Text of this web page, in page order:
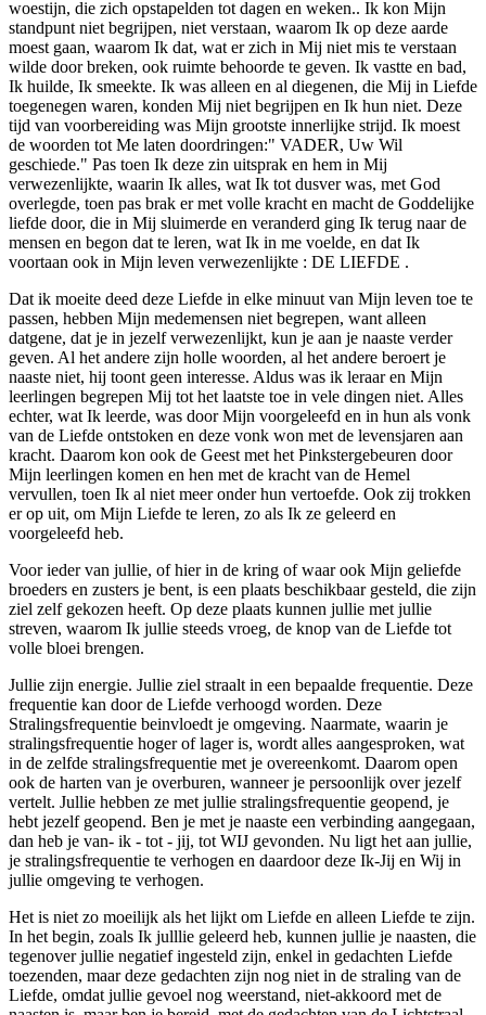
woestijn, die zich opstapelden tot dagen en weken.. Ik kon Mijn
standpunt niet begrijpen, niet verstaan, waarom Ik op deze aarde
moest gaan, waarom Ik dat, wat er zich in Mij niet mis te verstaan
wilde door breken, ook ruimte behoorde te geven. Ik vastte en bad,
Ik huilde, Ik smeekte. Ik was alleen en al diegenen, die Mij in Liefde
toegenegen waren, konden Mij niet begrijpen en Ik hun niet. Deze
tijd van voorbereiding was Mijn grootste innerlijke strijd. Ik moest
de woorden tot Me laten doordringen:" VADER, Uw Wil
geschiede." Pas toen Ik deze zin uitsprak en hem in Mij
verwezenlijkte, waarin Ik alles, wat Ik tot dusver was, met God
overlegde, toen pas brak er met volle kracht en macht de Goddelijke
liefde door, die in Mij sluimerde en veranderd ging Ik terug naar de
mensen en begon dat te leren, wat Ik in me voelde, en dat Ik
voortaan ook in Mijn leven verwezenlijkte : DE LIEFDE .
Dat ik moeite deed deze Liefde in elke minuut van Mijn leven toe te
passen, hebben Mijn medemensen niet begrepen, want alleen
datgene, dat je in jezelf verwezenlijkt, kun je aan je naaste verder
geven. Al het andere zijn holle woorden, al het andere beroert je
naaste niet, hij toont geen interesse. Aldus was ik leraar en Mijn
leerlingen begrepen Mij tot het laatste toe in vele dingen niet. Alles
echter, wat Ik leerde, was door Mijn voorgeleefd en in hun als vonk
van de Liefde ontstoken en deze vonk won met de levensjaren aan
kracht. Daarom kon ook de Geest met het Pinkstergebeuren door
Mijn leerlingen komen en hen met de kracht van de Hemel
vervullen, toen Ik al niet meer onder hun vertoefde. Ook zij trokken
er op uit, om Mijn Liefde te leren, zo als Ik ze geleerd en
voorgeleefd heb.
Voor ieder van jullie, of hier in de kring of waar ook Mijn geliefde
broeders en zusters je bent, is een plaats beschikbaar gesteld, die zijn
ziel zelf gekozen heeft. Op deze plaats kunnen jullie met jullie
streven, waarom Ik jullie steeds vroeg, de knop van de Liefde tot
volle bloei brengen.
Jullie zijn energie. Jullie ziel straalt in een bepaalde frequentie. Deze
frequentie kan door de Liefde verhoogd worden. Deze
Stralingsfrequentie beinvloedt je omgeving. Naarmate, waarin je
stralingsfrequentie hoger of lager is, wordt alles aangesproken, wat
in de zelfde stralingsfrequentie met je overeenkomt. Daarom open
ook de harten van je overburen, wanneer je persoonlijk over jezelf
vertelt. Jullie hebben ze met jullie stralingsfrequentie geopend, je
hebt jezelf geopend. Ben je met je naaste een verbinding aangegaan,
dan heb je van- ik - tot - jij, tot WIJ gevonden. Nu ligt het aan jullie,
je stralingsfrequentie te verhogen en daardoor deze Ik-Jij en Wij in
jullie omgeving te verhogen.
Het is niet zo moeilijk als het lijkt om Liefde en alleen Liefde te zijn.
In het begin, zoals Ik julllie geleerd heb, kunnen jullie je naasten, die
tegenover jullie negatief ingesteld zijn, enkel in gedachten Liefde
toezenden, maar deze gedachten zijn nog niet in de straling van de
Liefde, omdat jullie gevoel nog weerstand, niet-akkoord met de